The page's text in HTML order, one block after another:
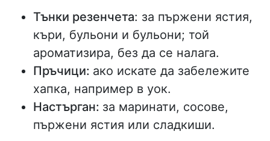
Тънки резенчета: за пържени ястия,
къри, бульони и бульони; той
ароматизира, без да се налага.
Пръчици: ако искате да забележите
хапка, например в уок.
Настърган: за маринати, сосове,
пържени ястия или сладкиши.